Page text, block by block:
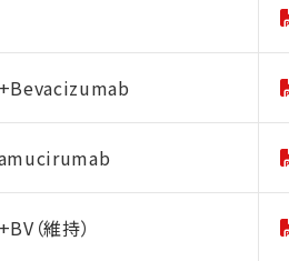
（維持）